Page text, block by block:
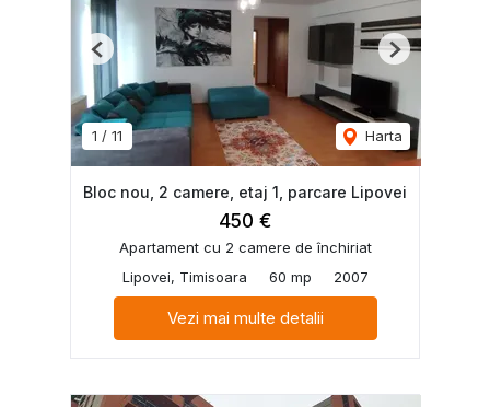
1 / 11 Harta
Previous Next
Bloc nou, 2 camere, etaj 1, parcare Lipovei
450 €
Apartament cu 2 camere de închiriat
Lipovei, Timisoara
60 mp 2007
Vezi mai multe detalii